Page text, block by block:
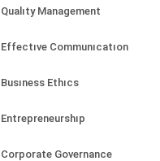
Qualıty Management
Effectıve Communıcatıon
Busıness Ethıcs
Entrepreneurshıp
Corporate Governance